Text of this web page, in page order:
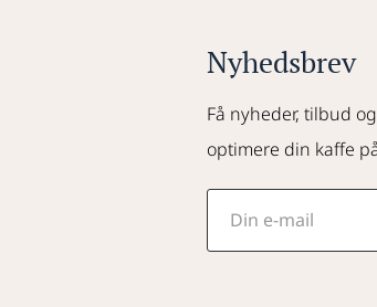
Nyhedsbrev
Få nyheder, tilbud
optimere din kaffe